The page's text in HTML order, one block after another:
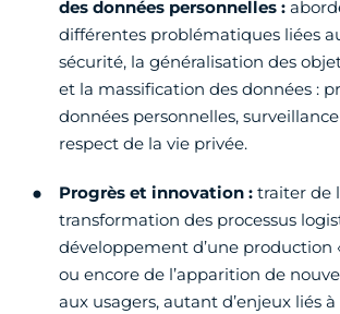
des données personnelles :
différentes problématiques liées
sécurité, la généralisation des
et la massification des données :
données personnelles,
respect de la vie privée.
Progrès et innovation : traiter de
transformation des processus
développement d’une production
ou encore de l’apparition de
aux usagers, autant d’enjeux liés à